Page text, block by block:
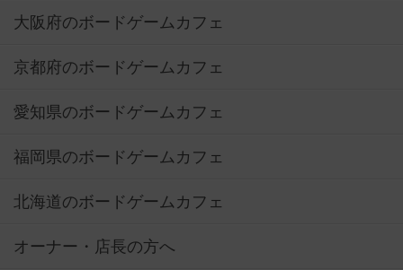
大阪府のボードゲームカフェ
京都府のボードゲームカフェ
愛知県のボードゲームカフェ
福岡県のボードゲームカフェ
北海道のボードゲームカフェ
オーナー・店長の方へ